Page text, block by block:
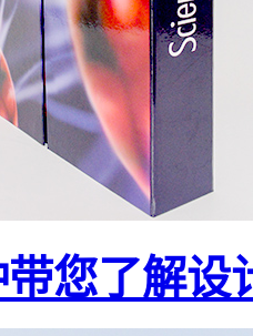
您了解设